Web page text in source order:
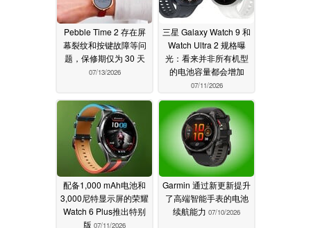
Pebble Time 2 存在屏
幕裂纹和按键故障等问
题，保修期仅为 30 天
07/13/2026
三星 Galaxy Watch 9 和
Watch Ultra 2 规格曝
光：看来并非所有机型
的电池容量都会增加
07/11/2026
配备1,000 mAh电池和
3,000尼特显示屏的荣耀
Watch 6 Plus推出特别
版 07/11/2026
Garmin 通过新更新提升
了高端智能手表的电池
续航能力 07/10/2026